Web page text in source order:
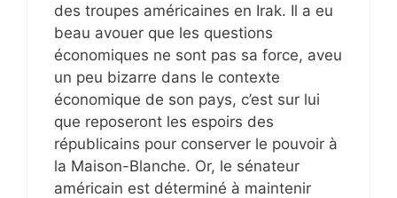
des troupes américaines en Irak. Il a eu
beau avouer que les questions
économiques ne sont pas sa force, aveu
un peu bizarre dans le contexte
économique de son pays, c’est sur lui
que reposeront les espoirs des
républicains pour conserver le pouvoir à
la Maison-Blanche. Or, le sénateur
américain est déterminé à maintenir